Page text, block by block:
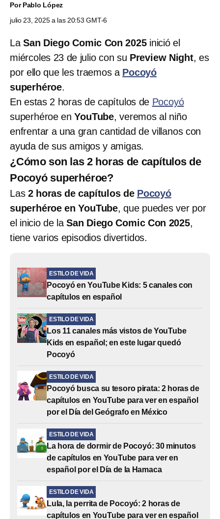
PorPablo López
julio 23, 2025 a las 20:53 GMT-6
La San Diego Comic Con 2025inició el
miércoles 23 de julio con su Preview Night, es
por ello que les traemos a Pocoyó
superhéroe.
En estas 2 horas de capítulos de Pocoyó
superhéroe enYouTube, veremos al niño
enfrentar a una gran cantidad de villanos con
ayuda de sus amigos y amigas.
¿Cómo son las 2 horas de capítulos de
Pocoyó superhéroe?
Las2 horas de capítulos de Pocoyó
superhéroe en YouTube, que puedes ver por
el inicio de laSan Diego Comic Con 2025,
tiene varios episodios divertidos.
ESTILO DE VIDA
Pocoyó en YouTube Kids: 5 canales con
capítulos en español
ESTILO DE VIDA
Los 11 canales más vistos de YouTube
Kids en español; en este lugar quedó
Pocoyó
ESTILO DE VIDA
Pocoyó busca su tesoro pirata: 2 horas de
capítulos en YouTube para ver en español
por el Día del Geógrafo en México
ESTILO DE VIDA
La hora de dormir de Pocoyó: 30 minutos
de capítulos en YouTube para ver en
español por el Día de la Hamaca
ESTILO DE VIDA
Lula, la perrita de Pocoyó: 2 horas de
capítulos en YouTube para ver en español